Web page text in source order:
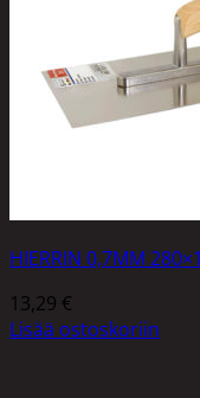
HIERRIN 0,7MM
13,29 €
Lisää ostoskoriin